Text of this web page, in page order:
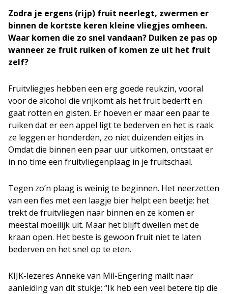
Zodra je ergens (rijp) fruit neerlegt, zwermen er
binnen de kortste keren kleine vliegjes omheen.
Waar komen die zo snel vandaan? Duiken ze pas op
wanneer ze fruit ruiken of komen ze uit het fruit
zelf?
Fruitvliegjes hebben een erg goede reukzin, vooral
voor de alcohol die vrijkomt als het fruit bederft en
gaat rotten en gisten. Er hoeven er maar een paar te
ruiken dat er een appel ligt te bederven en het is raak:
ze leggen er honderden, zo niet duizenden eitjes in.
Omdat die binnen een paar uur uitkomen, ontstaat er
in no time een fruitvliegenplaag in je fruitschaal.
Tegen zo’n plaag is weinig te beginnen. Het neerzetten
van een fles met een laagje bier helpt een beetje: het
trekt de fruitvliegen naar binnen en ze komen er
meestal moeilijk uit. Maar het blijft dweilen met de
kraan open. Het beste is gewoon fruit niet te laten
bederven en het snel op te eten.
KIJK-lezeres Anneke van Mil-Engering mailt naar
aanleiding van dit stukje: “Ik heb een veel betere tip die